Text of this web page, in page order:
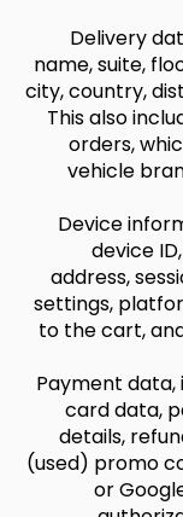
Delivery
name, suite,
city, country,
This also
orders,
vehicle
Device
device
address,
settings,
to the cart,
Payment
card data,
details,
(used) promo
or